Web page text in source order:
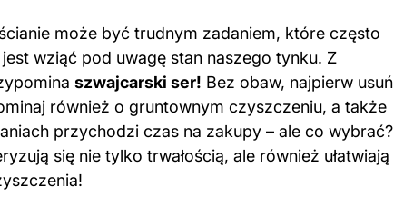
może być trudnym zadaniem, które często
wziąć pod uwagę stan naszego tynku. Z
szwajcarski ser! Bez obaw, najpierw usuń
również o gruntownym czyszczeniu, a także
przychodzi czas na zakupy – ale co wybrać?
się nie tylko trwałością, ale również ułatwiają